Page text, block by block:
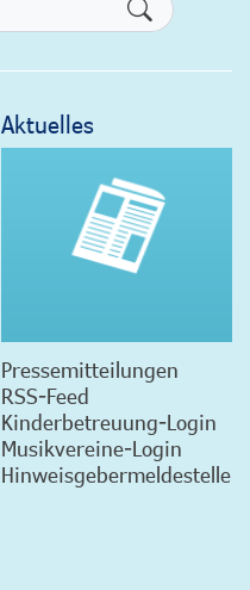
Aktuelles
Pressemitteilungen
RSS-Feed
Kinderbetreuung-Login
Musikvereine-Login
Hinweisgebermeldestelle